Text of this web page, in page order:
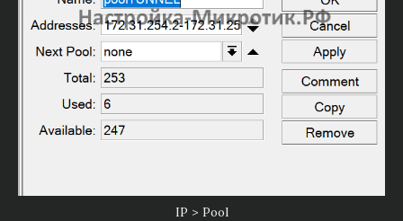
IP > Pool